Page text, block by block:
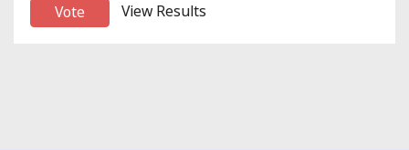
View Results